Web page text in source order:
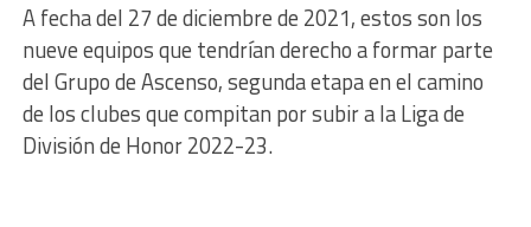
A fecha del 27 de diciembre de 2021, estos son los
nueve equipos que tendrían derecho a formar parte
del Grupo de Ascenso, segunda etapa en el camino
de los clubes que compitan por subir a la Liga de
División de Honor 2022-23.